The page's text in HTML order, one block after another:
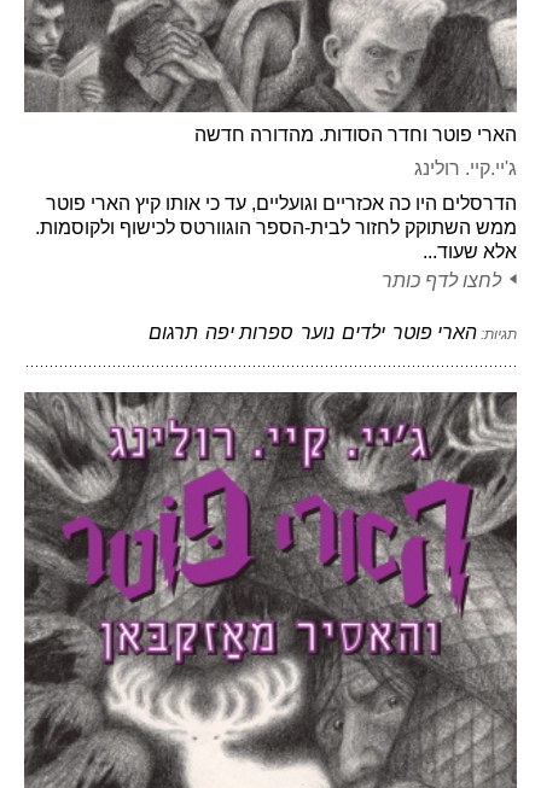
הארי פוטר וחדר הסודות. מהדורה חדשה
ג'יי.קיי. רולינג
הדרסלים היו כה אכזריים וגועליים, עד כי אותו קיץ הארי פוטר
ממש השתוקק לחזור לבית-הספר הוגוורטס לכישוף ולקוסמות.
אלא שעוד...
לחצו לדף כותר
תגיות: הארי פוטר ילדים נוער ספרות יפה תרגום